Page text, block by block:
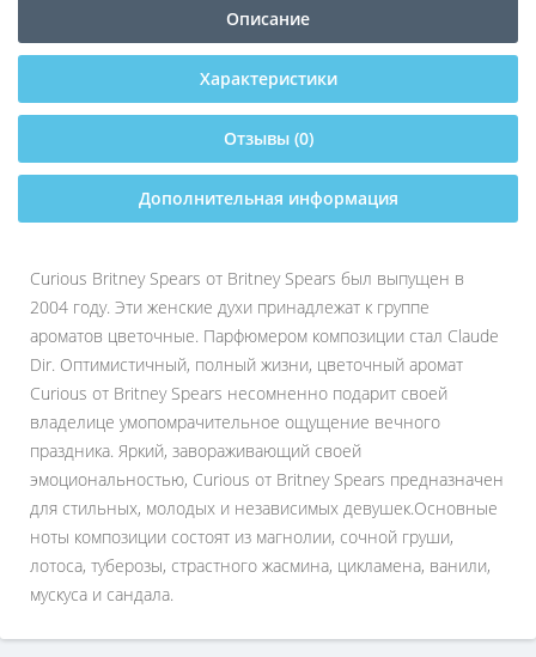
Описание
Характеристики
Отзывы (0)
Дополнительная информация
Curious Britney Spears от Britney Spears был выпущен в
2004 году. Эти женские духи принадлежат к группе
ароматов цветочные. Парфюмером композиции стал Claude
Dir. Оптимистичный, полный жизни, цветочный аромат
Curious от Britney Spears несомненно подарит своей
владелице умопомрачительное ощущение вечного
праздника. Яркий, завораживающий своей
эмоциональностью, Curious от Britney Spears предназначен
для стильных, молодых и независимых девушек.Основные
ноты композиции состоят из магнолии, сочной груши,
лотоса, туберозы, страстного жасмина, цикламена, ванили,
мускуса и сандала.